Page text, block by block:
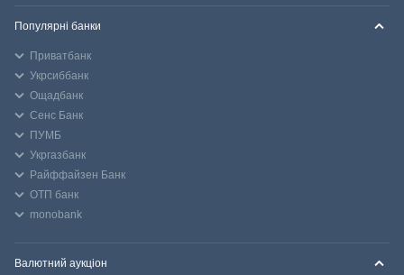
Популярні банки
Приватбанк
Укрсиббанк
Ощадбанк
Сенс Банк
ПУМБ
Укргазбанк
Райффайзен Банк
ОТП банк
monobank
Валютний аукціон